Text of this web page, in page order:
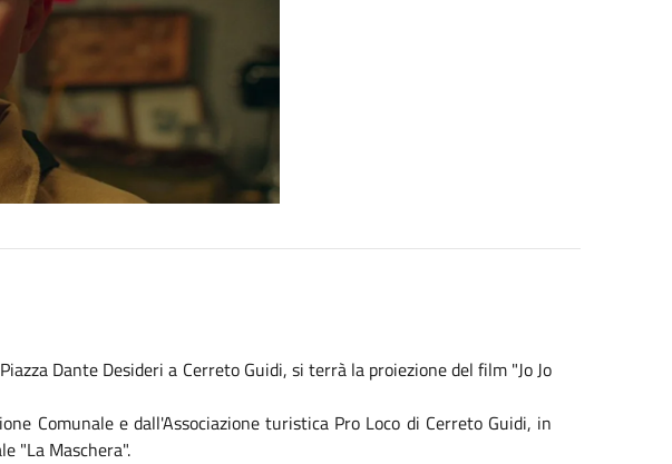
Dante Desideri a Cerreto Guidi, si terrà la proiezione del film "Jo Jo
Comunale e dall'Associazione turistica Pro Loco di Cerreto Guidi, in
"La Maschera".